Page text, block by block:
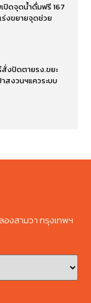
ปิดจุดน้ำดื่มฟรี 167
งขยายจุดช่วย
สั่งปิดตายรง.ขยะ
สงวนฯแควระบบ
งสามวา กรุงเทพฯ